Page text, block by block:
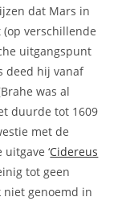
dat Mars in
verschillende
uitgangspunt
deed hij vanaf
was al
duurde tot 1609
met de
‘Cidereus
tot geen
genoemd in